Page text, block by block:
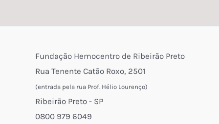
Fundação Hemocentro de Ribeirão Preto
Rua Tenente Catão Roxo, 2501
(entrada pela rua Prof. Hélio Lourenço)
Ribeirão Preto - SP
0800 979 6049